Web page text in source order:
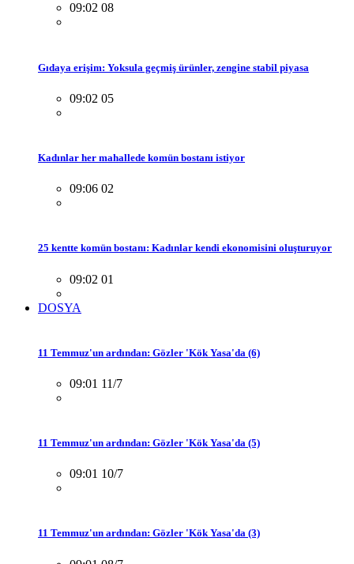
09:02 08
Gıdaya erişim: Yoksula geçmiş ürünler, zengine stabil piyasa
09:02 05
Kadınlar her mahallede komün bostanı istiyor
09:06 02
25 kentte komün bostanı: Kadınlar kendi ekonomisini oluşturuyor
09:02 01
DOSYA
11 Temmuz'un ardından: Gözler 'Kök Yasa'da (6)
09:01 11/7
11 Temmuz'un ardından: Gözler 'Kök Yasa'da (5)
09:01 10/7
11 Temmuz'un ardından: Gözler 'Kök Yasa'da (3)